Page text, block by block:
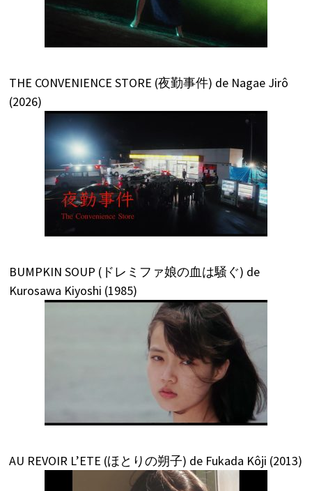
THE CONVENIENCE STORE (夜勤事件) de Nagae Jirô
(2026)
BUMPKIN SOUP (ドレミファ娘の血は騒ぐ) de
Kurosawa Kiyoshi (1985)
AU REVOIR L’ETE (ほとりの朔子) de Fukada Kôji (2013)